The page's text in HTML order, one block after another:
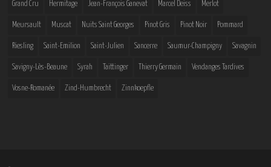
Grand Cru Hermitage Jean-François Ganevat Marcel Deiss Merlot
Meursault Muscat Nuits Saint Georges Pinot Gris Pinot Noir Pommard
Riesling Saint-Emilion Saint-Julien Sancerre Saumur-Champigny Savagnin
Savigny-Lès-Beaune Syrah Taittinger Thierry Germain Vendanges Tardives
Vosne-Romanée Zind-Humbrecht Zinnkoepfle